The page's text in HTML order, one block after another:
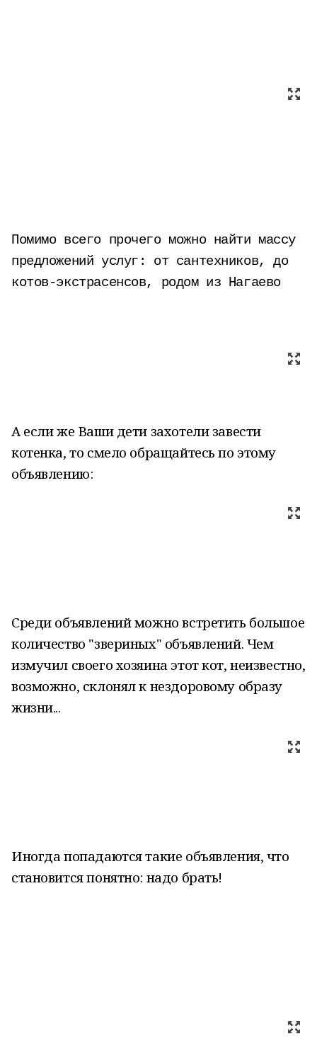
Помимо всего прочего можно найти массу
предложений услуг: от сантехников, до
котов-экстрасенсов, родом из Нагаево
А если же Ваши дети захотели завести
котенка, то смело обращайтесь по этому
объявлению:
Среди объявлений можно встретить большое
количество "звериных" объявлений. Чем
измучил своего хозяина этот кот, неизвестно,
возможно, склонял к нездоровому образу
жизни...
Иногда попадаются такие объявления, что
становится понятно: надо брать!